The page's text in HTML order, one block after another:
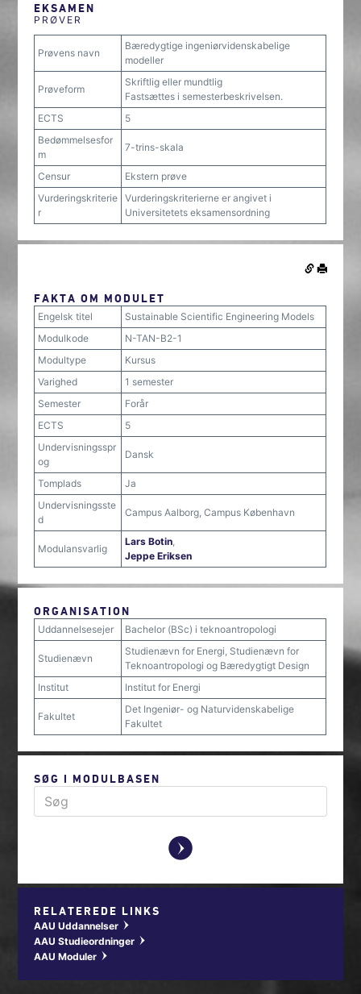
EKSAMEN
PRØVER
Prøvens navn
Bæredygtige ingeniørvidenskabelige
modeller
Prøveform
Skriftlig eller mundtlig
Fastsættes i semesterbeskrivelsen.
ECTS
5
Bedømmelsesfor
m
7-trins-skala
Censur
Ekstern prøve
Vurderingskriterie
r
Vurderingskriterierne er angivet i
Universitetets eksamensordning
FAKTA OM MODULET
Engelsk titel
Sustainable Scientific Engineering Models
Modulkode
N-TAN-B2-1
Modultype
Kursus
Varighed
1 semester
Semester
Forår
ECTS
5
Undervisningsspr
og
Dansk
Tomplads
Ja
Undervisningsste
d
Campus Aalborg, Campus København
Modulansvarlig
Lars Botin,
Jeppe Eriksen
ORGANISATION
Uddannelsesejer Bachelor (BSc) i teknoantropologi
Studienævn
Studienævn for Energi, Studienævn for
Teknoantropologi og Bæredygtigt Design
Institut
Institut for Energi
Fakultet
Det Ingeniør- og Naturvidenskabelige
Fakultet
SØG I MODULBASEN
y
RELATEREDE LINKS
AAU Uddannelser w
AAU Studieordninger w
AAU Moduler w